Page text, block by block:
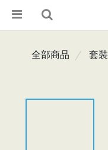
全部商品 套裝